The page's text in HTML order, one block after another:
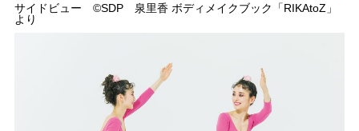
サイドビュー ©︎SDP 泉里香 ボディメイクブック「RIKAtoZ」
より